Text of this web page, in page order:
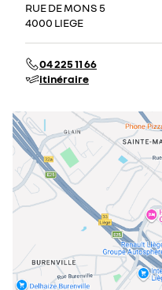
RUE DE MONS 5
4000 LIEGE
04 225 11 66
itinéraire